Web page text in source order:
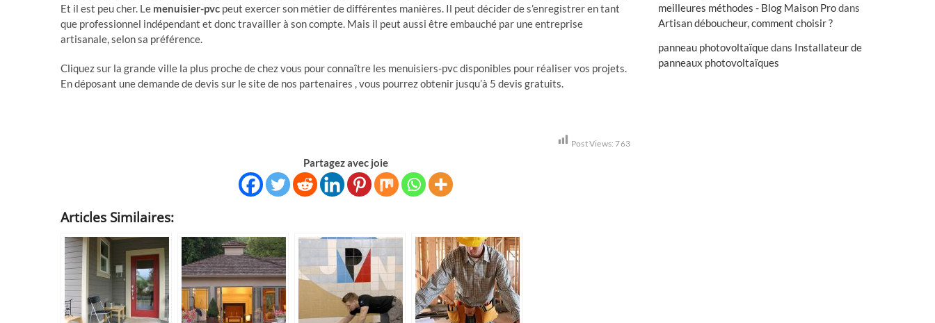
Et il est peu cher. Le menuisier-pvc peut exercer son métier de différentes manières. Il peut décider de s’enregistrer en tant
que professionnel indépendant et donc travailler à son compte. Mais il peut aussi être embauché par une entreprise
artisanale, selon sa préférence.
Cliquez sur la grande ville la plus proche de chez vous pour connaître les menuisiers-pvc disponibles pour réaliser vos projets.
En déposant une demande de devis sur le site de nos partenaires , vous pourrez obtenir jusqu’à 5 devis gratuits.
Post Views: 763
Partagez avec joie
Articles Similaires:
meilleures méthodes - Blog Maison Prodans
Artisan déboucheur, comment choisir ?
panneau photovoltaïquedans Installateur de
panneaux photovoltaïques